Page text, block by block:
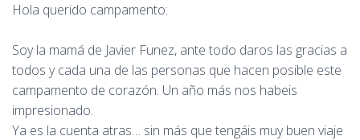
Hola querido campamento:
Soy la mamá de Javier Funez, ante todo daros las gracias a
todos y cada una de las personas que hacen posible este
campamento de corazón. Un año más nos habeis
impresionado.
Ya es la cuenta atras… sin más que tengáis muy buen viaje